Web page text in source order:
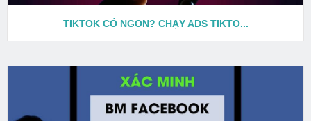
TIKTOK CÓ NGON? CHẠY ADS TIKTO...